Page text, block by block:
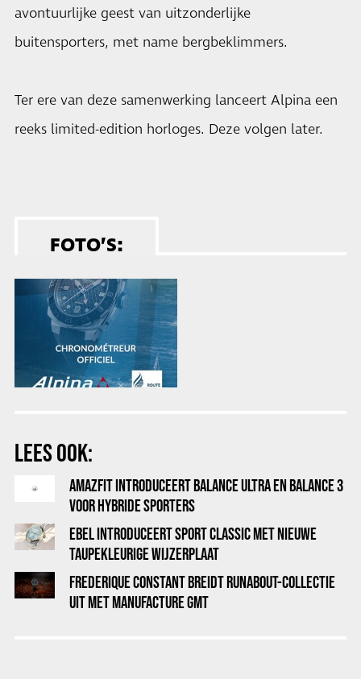
avontuurlijke geest van uitzonderlijke
buitensporters, met name bergbeklimmers.
Ter ere van deze samenwerking lanceert Alpina een
reeks limited-edition horloges. Deze volgen later.
FOTO’S:
LEES OOK:
AMAZFIT INTRODUCEERT BALANCE ULTRA EN BALANCE 3
VOOR HYBRIDE SPORTERS
EBEL INTRODUCEERT SPORT CLASSIC MET NIEUWE
TAUPEKLEURIGE WIJZERPLAAT
FREDERIQUE CONSTANT BREIDT RUNABOUT-COLLECTIE
UIT MET MANUFACTURE GMT